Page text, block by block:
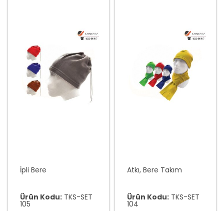
İpli Bere
Ürün Kodu: TKS-SET
105
Atkı, Bere Takım
Ürün Kodu: TKS-SET
104